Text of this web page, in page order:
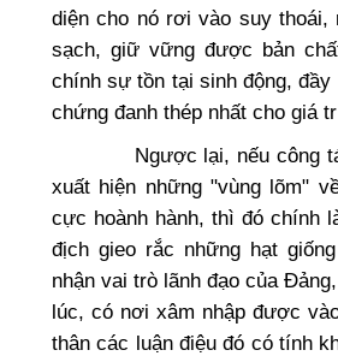
diện cho nó rơi vào suy
sạch, giữ vững được bản
chính sự tồn tại sinh động,
chứng đanh thép nhất cho giá
Ngược lại, nếu công tác
xuất hiện những "vùng lõm"
cực hoành hành, thì đó chính
địch gieo rắc những hạt
nhận vai trò lãnh đạo của
lúc, có nơi xâm nhập được
thân các luận điệu đó có tính